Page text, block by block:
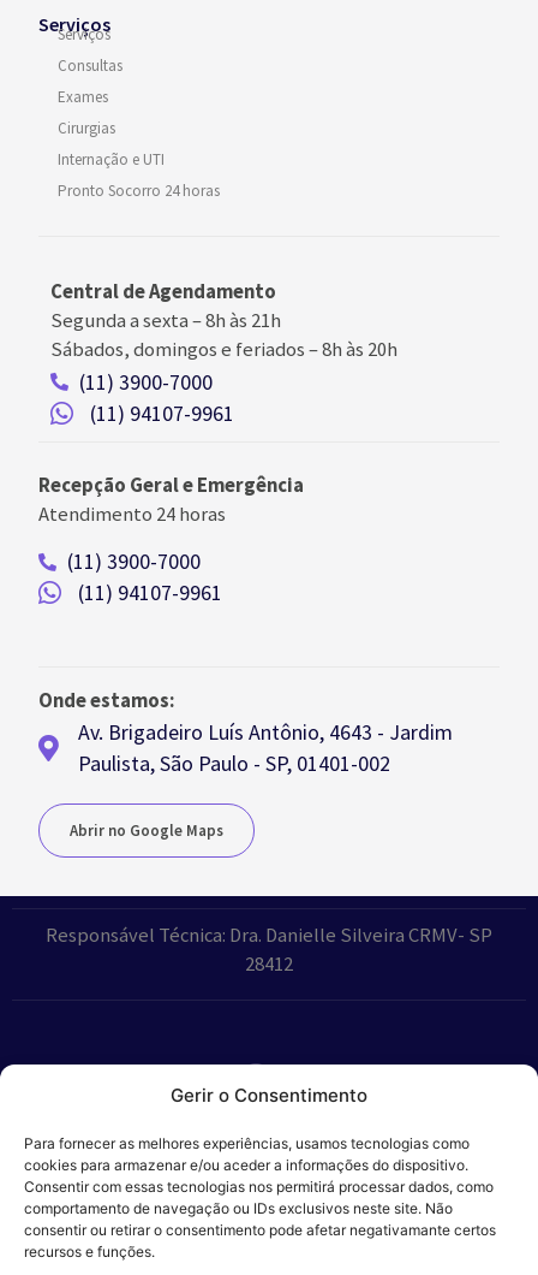
Gerir o Consentimento
Para fornecer as melhores experiências, usamos tecnologias como
cookies para armazenar e/ou aceder a informações do dispositivo.
Consentir com essas tecnologias nos permitirá processar dados, como
comportamento de navegação ou IDs exclusivos neste site. Não
consentir ou retirar o consentimento pode afetar negativamante certos
recursos e funções.
Serviços
Serviços
Consultas
Exames
Cirurgias
Internação e UTI
Pronto Socorro 24 horas
Central de Agendamento
Segunda a sexta –8h às 21h
Sábados, domingos e feriados–8h às 20h
(11) 3900-7000
(11) 94107-9961
Recepção Geral e Emergência
Atendimento 24 horas
(11) 3900-7000
(11) 94107-9961
Onde estamos:
Av. Brigadeiro Luís Antônio, 4643 - Jardim
Paulista, São Paulo - SP, 01401-002
Abrir no Google Maps
Responsável Técnica: Dra. Danielle Silveira CRMV- SP
28412
Parceiros:
Veros – Hospital